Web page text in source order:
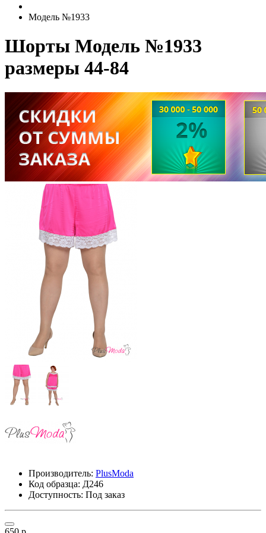
Модель №1933
Шорты Модель №1933
размеры 44-84
Производитель: PlusModa
Код образца: Д246
Доступность: Под заказ